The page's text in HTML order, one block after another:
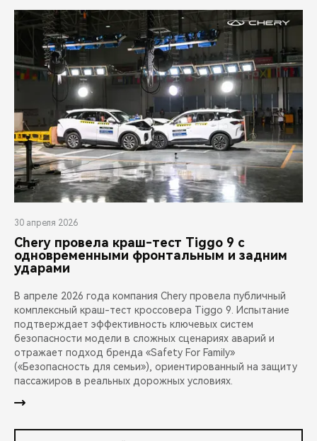
30 апреля 2026
Chery провела краш-тест Tiggo 9 с
одновременными фронтальным и задним
ударами
В апреле 2026 года компания Chery провела публичный
комплексный краш-тест кроссовера Tiggo 9. Испытание
подтверждает эффективность ключевых систем
безопасности модели в сложных сценариях аварий и
отражает подход бренда «Safety For Family»
(«Безопасность для семьи»), ориентированный на защиту
пассажиров в реальных дорожных условиях.